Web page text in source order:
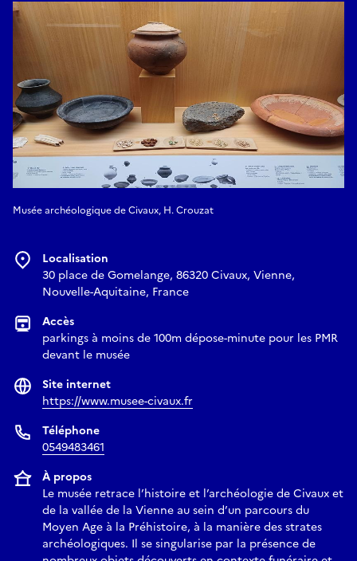
Musée archéologique de Civaux, H. Crouzat
Localisation
30 place de Gomelange, 86320 Civaux, Vienne,
Nouvelle-Aquitaine, France
Accès
parkings à moins de 100m dépose-minute pour les PMR
devant le musée
Site internet
https://www.musee-civaux.fr
Téléphone
0549483461
À propos
Le musée retrace l’histoire et l’archéologie de Civaux et
de la vallée de la Vienne au sein d’un parcours du
Moyen Age à la Préhistoire, à la manière des strates
archéologiques. Il se singularise par la présence de